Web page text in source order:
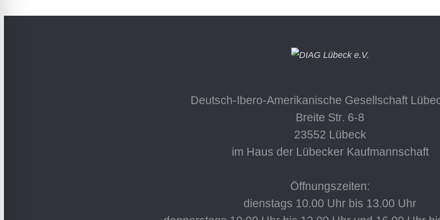
Deutsch-Ibero-Amerikanische Gesellschaft
Breite Str. 6-8
23552 Lübeck
im Haus der Lübecker Kaufmannschaft
Öffnungszeiten:
dienstags 10.00 Uhr bis 13.00 Uhr